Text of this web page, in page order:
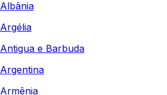
Albânia
Argélia
Antigua e Barbuda
Argentina
Armênia